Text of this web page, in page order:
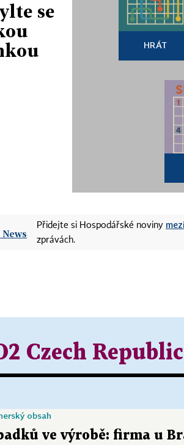
se
HRÁT
Přidejte si Hospodářské noviny
zprávách.
Czech Republic
ve výrobě: firma u
obsah